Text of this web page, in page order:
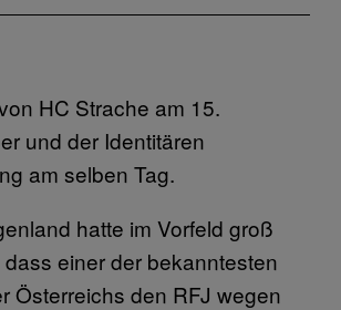
HC Strache am 15.
und der Identitären
am selben Tag.
hatte im Vorfeld groß
einer der bekanntesten
Österreichs den RFJ wegen